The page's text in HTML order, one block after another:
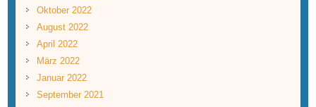
Oktober 2022
August 2022
April 2022
März 2022
Januar 2022
September 2021